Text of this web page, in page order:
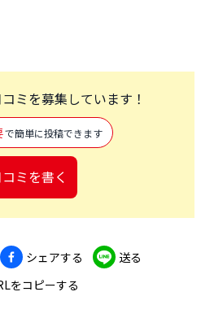
ミを募集しています！
で簡単に投稿できます
ミを書く
シェアする
送る
をコピーする